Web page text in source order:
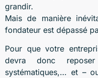
grandir.
Mais de manière
fondateur est dépassé
Pour que votre
devra donc
systématiques,… et –